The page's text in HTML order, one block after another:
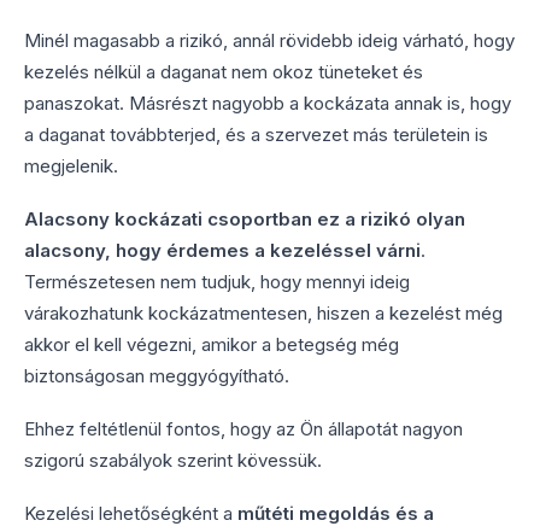
Minél magasabb a rizikó, annál rövidebb ideig várható, hogy
kezelés nélkül a daganat nem okoz tüneteket és
panaszokat. Másrészt nagyobb a kockázata annak is, hogy
a daganat továbbterjed, és a szervezet más területein is
megjelenik.
Alacsony kockázati csoportban ez a rizikó olyan
alacsony, hogy érdemes a kezeléssel várni.
Természetesen nem tudjuk, hogy mennyi ideig
várakozhatunk kockázatmentesen, hiszen a kezelést még
akkor el kell végezni, amikor a betegség még
biztonságosan meggyógyítható.
Ehhez feltétlenül fontos, hogy az Ön állapotát nagyon
szigorú szabályok szerint kövessük.
Kezelési lehetőségként a műtéti megoldás és a